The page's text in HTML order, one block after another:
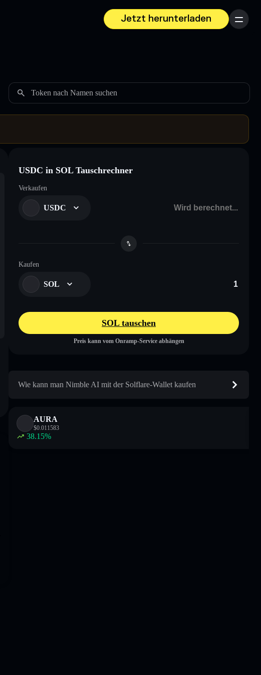
Jetzt herunterladen
Menü
Token nach Namen suchen
USDC in SOL Tauschrechner
Verkaufen
USDC
Kaufen
SOL
SOL tauschen
Preis kann vom Onramp-Service abhängen
Wie kann man Nimble AI mit der Solflare-Wallet kaufen
AURA
$0.011583
38.15%